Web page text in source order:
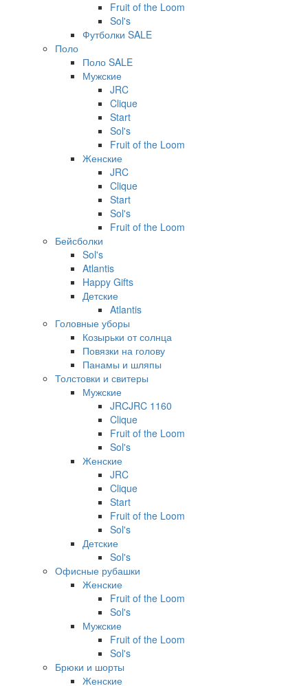
Fruit of the Loom
Sol's
Футболки SALE
Поло
Поло SALE
Мужские
JRC
Clique
Start
Sol's
Fruit of the Loom
Женские
JRC
Clique
Start
Sol's
Fruit of the Loom
Бейсболки
Sol's
Atlantis
Happy Gifts
Детские
Atlantis
Головные уборы
Козырьки от солнца
Повязки на голову
Панамы и шляпы
Толстовки и свитеры
Мужские
JRCJRC 1160
Clique
Fruit of the Loom
Sol's
Женские
JRC
Clique
Start
Fruit of the Loom
Sol's
Детские
Sol's
Офисные рубашки
Женские
Fruit of the Loom
Sol's
Мужские
Fruit of the Loom
Sol's
Брюки и шорты
Женские